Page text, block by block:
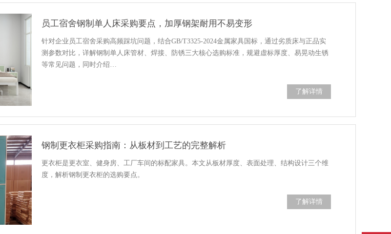
员工宿舍钢制单人床采购要点，加厚钢架耐用不易变形
针对企业员工宿舍采购高频踩坑问题，结合GB/T3325-2024金属家具国标，通过劣质床与正品实
测参数对比，详解钢制单人床管材、焊接、防锈三大核心选购标准，规避虚标厚度、易晃动生锈
等常见问题，同时介绍…
了解详情
钢制更衣柜采购指南：从板材到工艺的完整解析
更衣柜是更衣室、健身房、工厂车间的标配家具。本文从板材厚度、表面处理、结构设计三个维
度，解析钢制更衣柜的选购要点。
了解详情